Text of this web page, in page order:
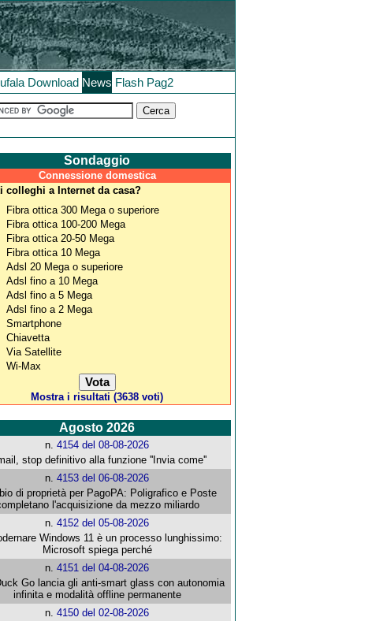
Download News Flash Pag2
Sondaggio
Connessione domestica
colleghi a Internet da casa?
Fibra ottica 300 Mega o superiore
Fibra ottica 100-200 Mega
Fibra ottica 20-50 Mega
Fibra ottica 10 Mega
Adsl 20 Mega o superiore
Adsl fino a 10 Mega
Adsl fino a 5 Mega
Adsl fino a 2 Mega
Smartphone
Chiavetta
Via Satellite
Wi-Max
Mostra i risultati (3638 voti)
Agosto 2026
n.4154 del 08-08-2026
stop definitivo alla funzione ''Invia come''
n.4153 del 06-08-2026
di proprietà per PagoPA: Poligrafico e Poste
l'acquisizione da mezzo miliardo
n.4152 del 05-08-2026
Windows 11 è un processo lunghissimo:
Microsoft spiega perché
n.4151 del 04-08-2026
Go lancia gli anti-smart glass con autonomia
infinita e modalità offline permanente
n.4150 del 02-08-2026